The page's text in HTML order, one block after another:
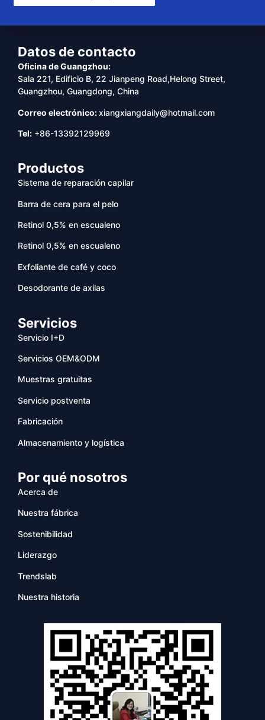
Datos de contacto
Oficina de Guangzhou:
Sala 221, Edificio B, 22 Jianpeng Road,Helong Street,
Guangzhou, Guangdong, China
Correo electrónico:xiangxiangdaily@hotmail.com
Tel: +86-13392129969
Productos
Sistema de reparación capilar
Barra de cera para el pelo
Retinol 0,5% en escualeno
Retinol 0,5% en escualeno
Exfoliante de café y coco
Desodorante de axilas
Servicios
Servicio I+D
Servicios OEM&ODM
Muestras gratuitas
Servicio postventa
Fabricación
Almacenamiento y logística
Por qué nosotros
Acerca de
Nuestra fábrica
Sostenibilidad
Liderazgo
Trendslab
Nuestra historia